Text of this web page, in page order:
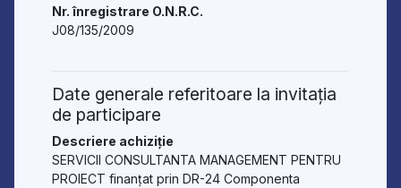
Nr. înregistrare O.N.R.C.
J08/135/2009
Date generale referitoare la invitația
de participare
Descriere achiziție
SERVICII CONSULTANTA MANAGEMENT PENTRU
PROIECT finanțat prin DR-24 Componenta